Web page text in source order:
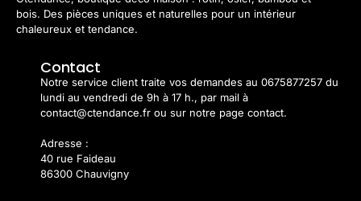
bois. Des pièces uniques et naturelles pour un intérieur
chaleureux et tendance.
Contact
Notre service client traite vos demandes au 0675877257 du
lundi au vendredi de 9h à 17 h., par mail à
contact@ctendance.fr ou sur notre page contact.
Adresse :
40 rue Faideau
86300 Chauvigny